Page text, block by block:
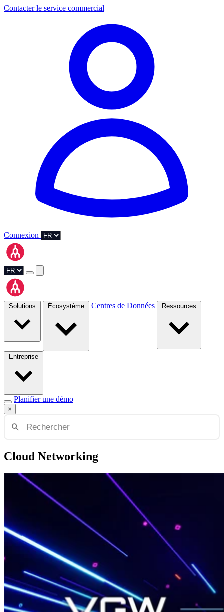
Contacter le service commercial
Connexion
Centres de Données
Planifier une démo
×
Cloud Networking